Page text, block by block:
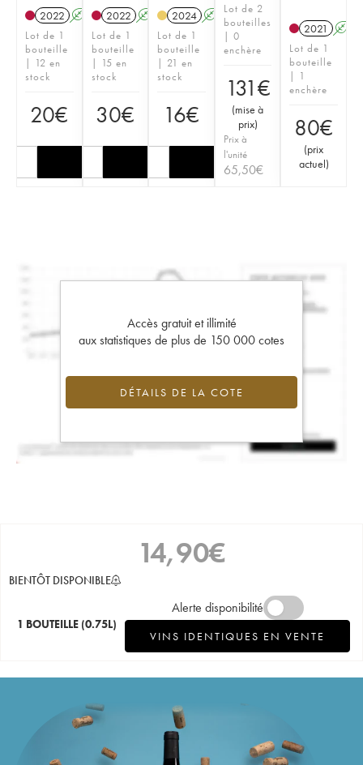
2022 A
Lot de 1
bouteille
| 12 en
stock
20€
2022 A
Lot de 1
bouteille
| 15 en
stock
30€
2024 A
Lot de 1
bouteille
| 21 en
stock
16€
Lot de 2
bouteilles
| 0
enchère
131€
(mise à
prix)
Prix à
l'unité
65,50€
2021 A
Lot de 1
bouteille
| 1
enchère
80€
(prix
actuel)
Accès gratuit et illimité
aux statistiques de plus de 150 000 cotes
DÉTAILS DE LA COTE
BIENTÔT DISPONIBLE
14,90€
1 BOUTEILLE (0.75L)
Alerte disponibilité
VINS IDENTIQUES EN VENTE